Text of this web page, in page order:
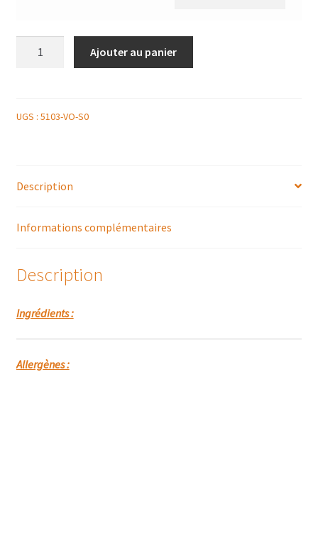
8
VOLAILLE
Ajouter au panier
UGS : 5103-VO-S0
Description
Informations complémentaires
Description
Ingrédients :
Allergènes :